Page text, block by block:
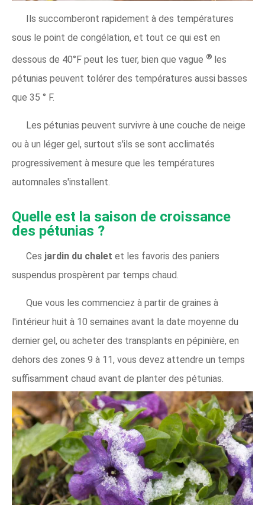
Ils succomberont rapidement à des températures
sous le point de congélation, et tout ce qui est en
dessous de 40°F peut les tuer, bien que vague ® les
pétunias peuvent tolérer des températures aussi basses
que 35 ° F.
Les pétunias peuvent survivre à une couche de neige
ou à un léger gel, surtout s'ils se sont acclimatés
progressivement à mesure que les températures
automnales s'installent.
Quelle est la saison de croissance
des pétunias ?
Ces jardin du chalet et les favoris des paniers
suspendus prospèrent par temps chaud.
Que vous les commenciez à partir de graines à
l'intérieur huit à 10 semaines avant la date moyenne du
dernier gel, ou acheter des transplants en pépinière, en
dehors des zones 9 à 11, vous devez attendre un temps
suffisamment chaud avant de planter des pétunias.